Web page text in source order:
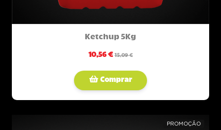
Ketchup 5Kg
10,56 € 15,09 €
Comprar
PROMOÇÃO